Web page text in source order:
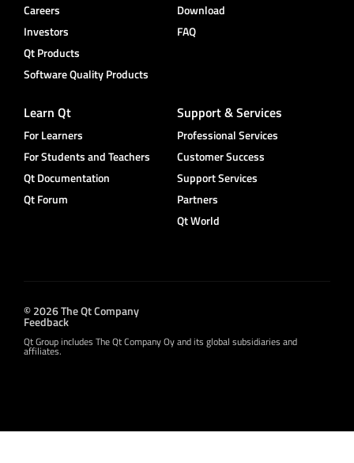
Careers
Investors
Qt Products
Software Quality Products
Download
FAQ
Learn Qt
For Learners
For Students and Teachers
Qt Documentation
Qt Forum
Support & Services
Professional Services
Customer Success
Support Services
Partners
Qt World
© 2026 The Qt Company
Feedback
Qt Group includes The Qt Company Oy and its global subsidiaries and
affiliates.